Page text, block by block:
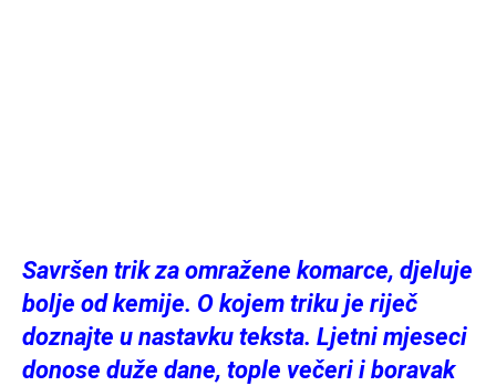
Savršen trik za omražene komarce, djeluje
bolje od kemije. O kojem triku je riječ
doznajte u nastavku teksta. Ljetni mjeseci
donose duže dane, tople večeri i boravak